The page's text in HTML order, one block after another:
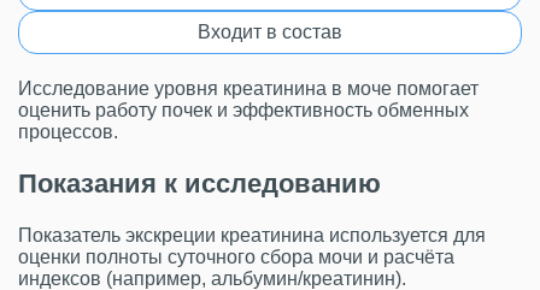
Входит в состав
Исследование уровня креатинина в моче помогает
оценить работу почек и эффективность обменных
процессов.
Показания к исследованию
Показатель экскреции креатинина используется для
оценки полноты суточного сбора мочи и расчёта
индексов (например, альбумин/креатинин).